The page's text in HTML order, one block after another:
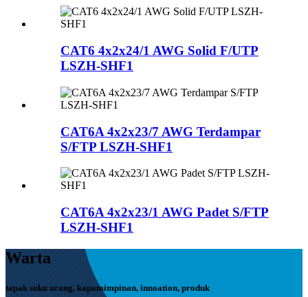
CAT6 4x2x24/1 AWG Solid F/UTP
LSZH-SHF1
CAT6A 4x2x23/7 AWG Terdampar
S/FTP LSZH-SHF1
CAT6A 4x2x23/1 AWG Padet S/FTP
LSZH-SHF1
Warta
tapak suku urang, kapamimpinan, innoation, produk